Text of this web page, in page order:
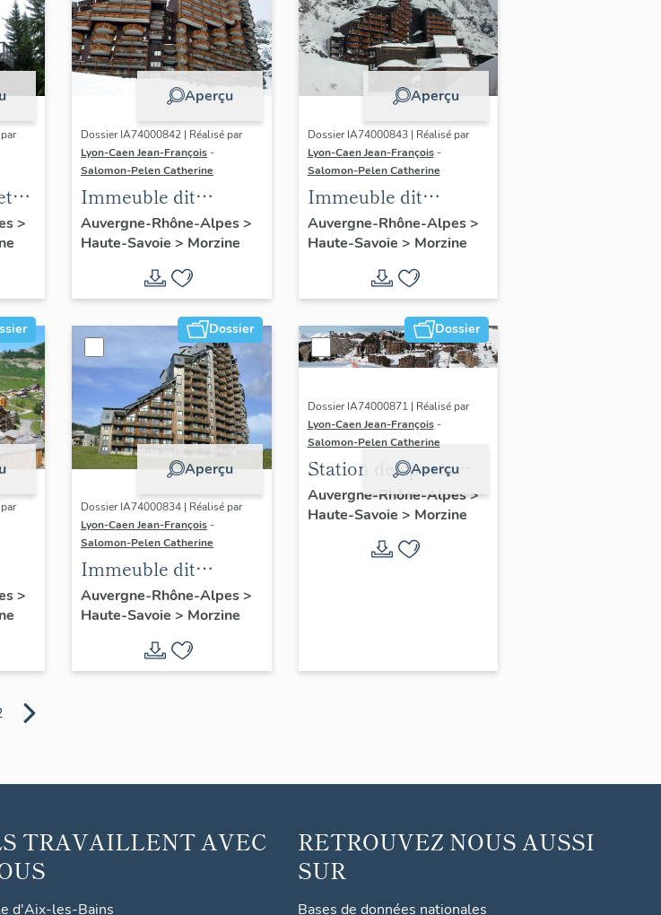
>
Aperçu
Dossier IA74000842 | Réalisé par
Lyon-Caen Jean-François -
Salomon-Pelen Catherine
Immeuble dit
résidence le Sirius B,
puis résidence
Auvergne-Rhône-Alpes>
Haute-Savoie > Morzine
Aperçu
Dossier IA74000843 | Réalisé par
Lyon-Caen Jean-François -
Salomon-Pelen Catherine
Immeuble dit
résidence le Sirius
Auvergne-Rhône-Alpes>
Haute-Savoie > Morzine
>
Dossier
Aperçu
Dossier IA74000834 | Réalisé par
Lyon-Caen Jean-François -
Salomon-Pelen Catherine
Immeuble dit
résidence le Saskia 1
Auvergne-Rhône-Alpes>
Haute-Savoie > Morzine
Dossier
Aperçu
Dossier IA74000871 | Réalisé par
Lyon-Caen Jean-François -
Salomon-Pelen Catherine
Station de sports
d'hiver : Avoriaz
Auvergne-Rhône-Alpes>
Haute-Savoie > Morzine
TRAVAILLENT AVEC
d'Aix-les-Bains
RETROUVEZ NOUS AUSSI
SUR
Bases de données nationales